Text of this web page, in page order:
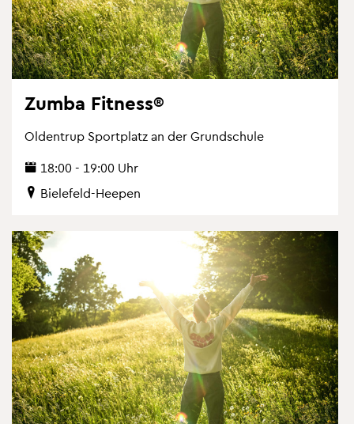
Zumba Fit­ness®
Ol­den­trup Sport­platz an der Grund­schu­le
18:00 - 19:00 Uhr
Bie­le­feld-Hee­pen